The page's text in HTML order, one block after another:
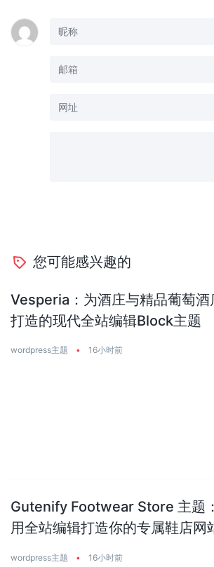
您可能感兴趣的
Vesperia：为酒庄与精品葡萄酒
打造的现代全站编辑Block主题
wordpress主题 • 16小时前
Gutenify Footwear Store 主题：
用全站编辑打造你的专属鞋店网
wordpress主题 • 16小时前